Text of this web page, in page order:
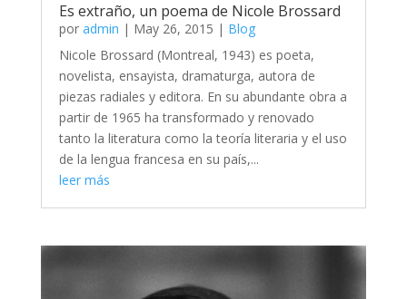
Es extraño, un poema de Nicole Brossard
por admin | May 26, 2015 | Blog
Nicole Brossard (Montreal, 1943) es poeta,
novelista, ensayista, dramaturga, autora de
piezas radiales y editora. En su abundante obra a
partir de 1965 ha transformado y renovado
tanto la literatura como la teoría literaria y el uso
de la lengua francesa en su país,...
leer más